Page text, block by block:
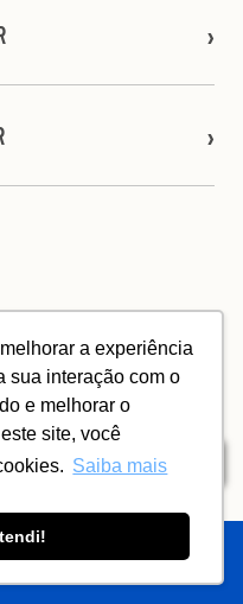
a experiência
sua interação com o
e melhorar o
site, você
Saiba mais
COMER FAZER
Índice
2026, minha esposa
ouvi dizer que tem muita
de BH), é verdade??
não é sempre e nunca é